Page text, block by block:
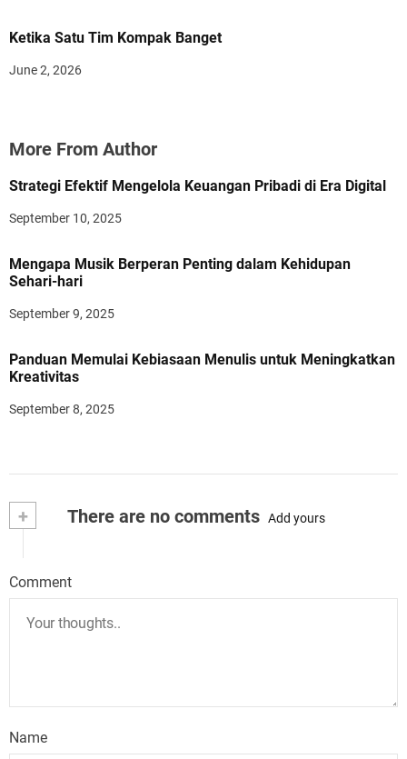
Ketika Satu Tim Kompak Banget
June 2, 2026
More From Author
Strategi Efektif Mengelola Keuangan Pribadi di Era Digital
September 10, 2025
Mengapa Musik Berperan Penting dalam Kehidupan
Sehari-hari
September 9, 2025
Panduan Memulai Kebiasaan Menulis untuk Meningkatkan
Kreativitas
September 8, 2025
+ There are no comments Add yours
Comment
Name